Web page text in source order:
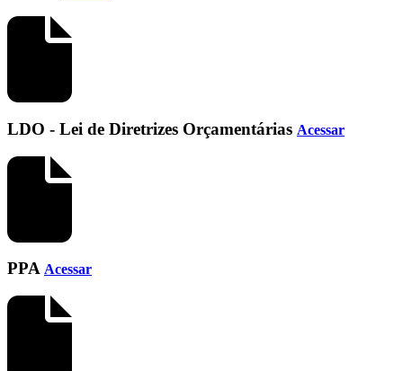
LDO - Lei de Diretrizes Orçamentárias Acessar
PPA Acessar